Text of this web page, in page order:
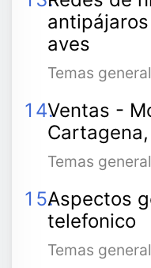
aves
Temas
Ventas -
Temas
Aspectos
telefonico
Temas